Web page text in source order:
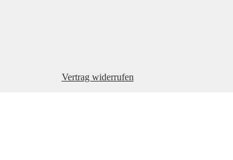
Vertrag widerrufen